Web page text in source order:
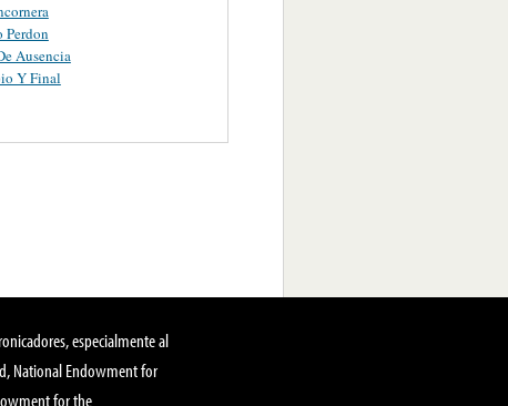
Perdon
Ausencia
Y Final
especialmente al
National Endowment for
for the